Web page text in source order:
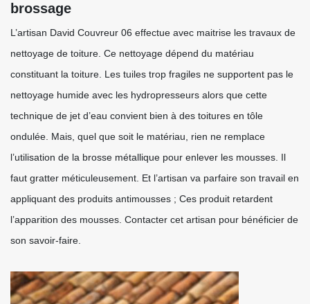
brossage
L’artisan David Couvreur 06 effectue avec maitrise les travaux de
nettoyage de toiture. Ce nettoyage dépend du matériau
constituant la toiture. Les tuiles trop fragiles ne supportent pas le
nettoyage humide avec les hydropresseurs alors que cette
technique de jet d’eau convient bien à des toitures en tôle
ondulée. Mais, quel que soit le matériau, rien ne remplace
l’utilisation de la brosse métallique pour enlever les mousses. Il
faut gratter méticuleusement. Et l’artisan va parfaire son travail en
appliquant des produits antimousses ; Ces produit retardent
l’apparition des mousses. Contacter cet artisan pour bénéficier de
son savoir-faire.